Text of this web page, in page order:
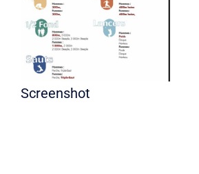
Screenshot